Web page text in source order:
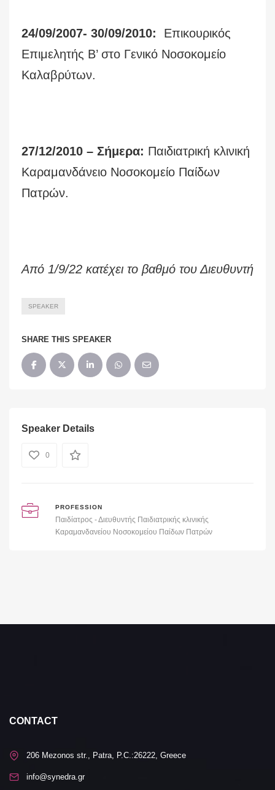
24/09/2007- 30/09/2010: Επικουρικός
Επιμελητής Β’ στο Γενικό Νοσοκομείο
Καλαβρύτων.
27/12/2010 – Σήμερα: Παιδιατρική κλινική
Καραμανδάνειο Νοσοκομείο Παίδων
Πατρών.
Από 1/9/22 κατέχει το βαθμό του Διευθυντή
SPEAKER
SHARE THIS SPEAKER
Speaker Details
0
PROFESSION
Παιδίατρος - Διευθυντής Παιδιατρικής κλινικής
Καραμανδανείου Νοσοκομείου Παίδων Πατρών
CONTACT
206 Mezonos str., Patra, P.C.:26222, Greece
info@synedra.gr